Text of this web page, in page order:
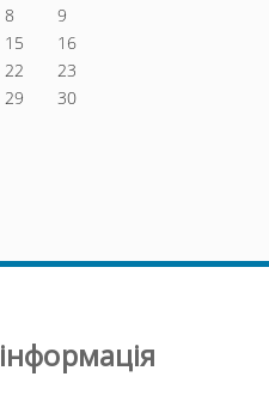
8
9
15
16
22
23
29
30
інформація